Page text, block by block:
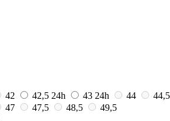
42 42,5 24h 43 24h 44
44,5
47 47,5 48,5
49,5